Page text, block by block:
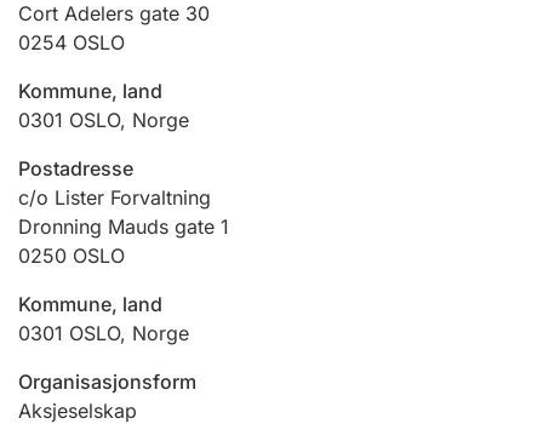
Jeger
Betaling og jegeravgiftskort
Ektepaktrettleiaren
Andre tema
Cort Adelers gate 30
0254 OSLO
Kommune, land
0301 OSLO, Norge
Postadresse
c/o Lister Forvaltning
Dronning Mauds gate 1
0250 OSLO
Kommune, land
0301 OSLO, Norge
Organisasjonsform
Aksjeselskap